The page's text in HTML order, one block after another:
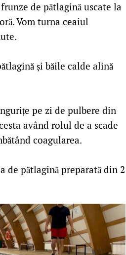
de pătlagină uscate la
Vom turna ceaiul
și băile calde alină
pe zi de pulbere din
având rolul de a scade
coagularea.
de pătlagină preparată din 2